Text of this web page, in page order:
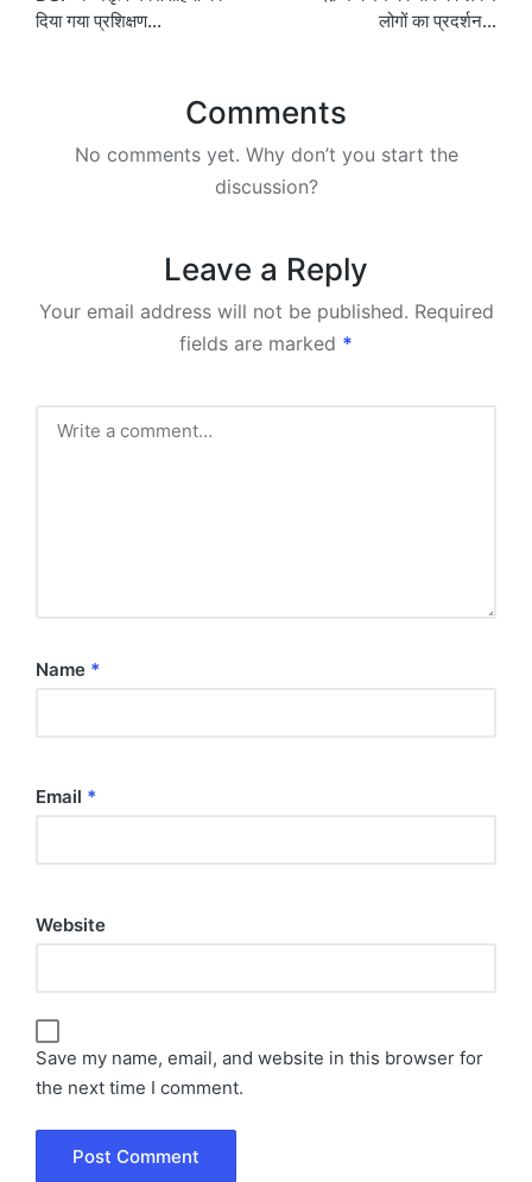
दिया गया प्रशिक्षण…
लोगों का प्रदर्शन…
Comments
No comments yet. Why don’t you start the
discussion?
Leave a Reply
Your email address will not be published. Required
fields are marked *
Name *
Email *
Website
Save my name, email, and website in this browser for
the next time I comment.